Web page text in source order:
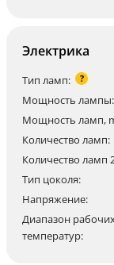
Электрика
Тип ламп: ?
Мощность лампы:
Мощность ламп,
Количество ламп:
Количество ламп
Тип цоколя:
Напряжение:
Диапазон
температур: